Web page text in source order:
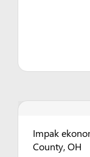
Impak
County, OH